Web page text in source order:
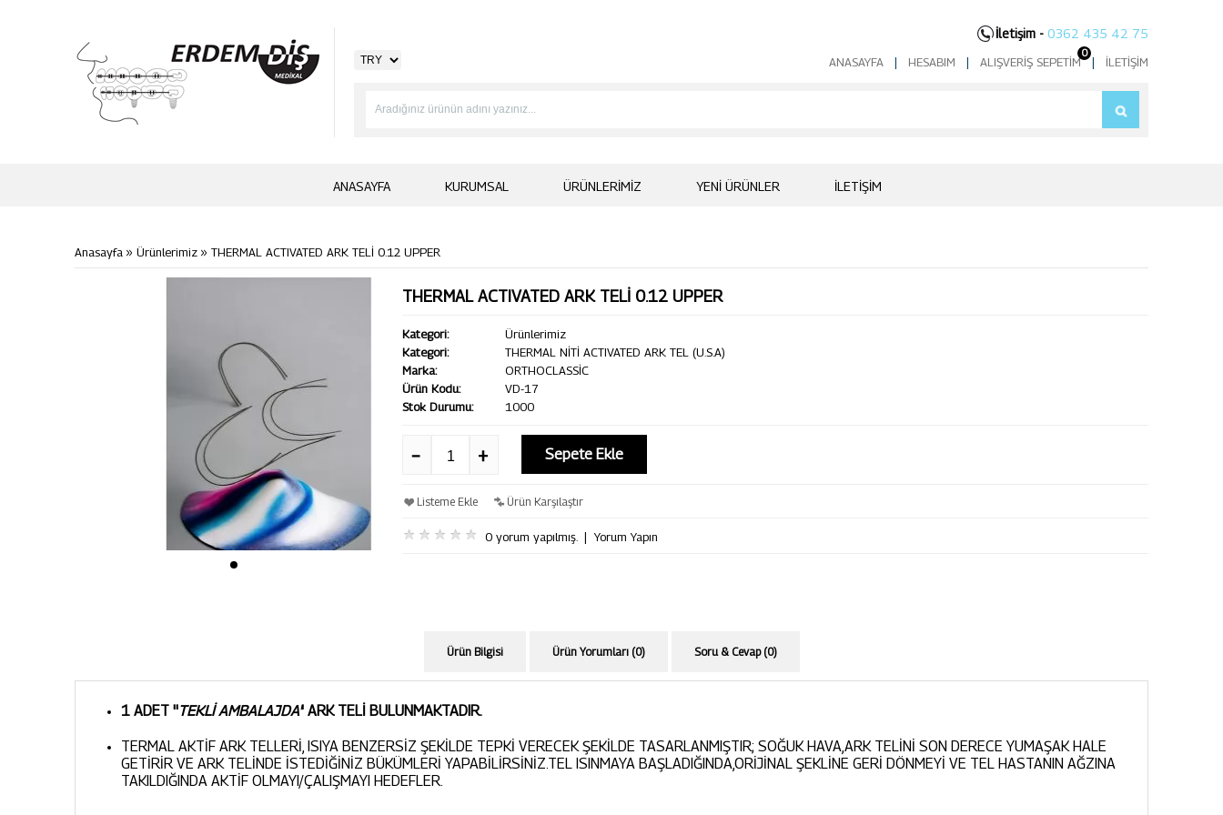
ANASAYFA | HESABIM | ALIŞVERIŞ SEPETIM| İLETIŞIM
İletişim - 0362 435 42 75
0
ANASAYFA KURUMSAL ÜRÜNLERIMIZ YENI ÜRÜNLER İLETIŞIM
Anasayfa » Ürünlerimiz » THERMAL ACTIVATED ARK TELİ 0.12 UPPER
THERMAL ACTIVATED ARK TELİ 0.12 UPPER
Kategori:
Ürünlerimiz
Kategori:
THERMAL NİTİ ACTIVATED ARK TEL (U.S.A)
Marka:
ORTHOCLASSİC
Ürün Kodu:
VD-17
Stok Durumu:
1000
Sepete Ekle
Listeme Ekle Ürün Karşılaştır
0 yorum yapılmış. |Yorum Yapın
Ürün Bilgisi Ürün Yorumları (0) Soru & Cevap (0)
1 ADET ''TEKLİ AMBALAJDA'' ARK TELİ BULUNMAKTADIR.
TERMAL AKTİF ARK TELLERİ, ISIYA BENZERSİZ ŞEKİLDE TEPKİ VERECEK ŞEKİLDE TASARLANMIŞTIR; SOĞUK HAVA,ARK TELİNİ SON DERECE YUMAŞAK HALE
GETİRİR VE ARK TELİNDE İSTEDİĞİNİZ BÜKÜMLERİ YAPABİLİRSİNİZ.TEL ISINMAYA BAŞLADIĞINDA,ORİJİNAL ŞEKLİNE GERİ DÖNMEYİ VE TEL HASTANIN AĞZINA
TAKILDIĞINDA AKTİF OLMAYI/ÇALIŞMAYI HEDEFLER.